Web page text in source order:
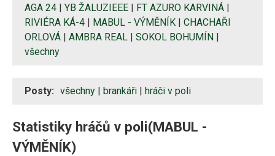
AGA 24
YB ŽALUZIEEE FT AZURO KARVINÁ
RIVIÉRA KÁ-4
MABUL - VÝMĚNÍK
CHACHAŘI
ORLOVÁ
AMBRA REAL SOKOL BOHUMÍN
všechny
Posty: všechny brankáři hráči v poli
Statistiky hráčů v poli(MABUL -
VÝMĚNÍK)